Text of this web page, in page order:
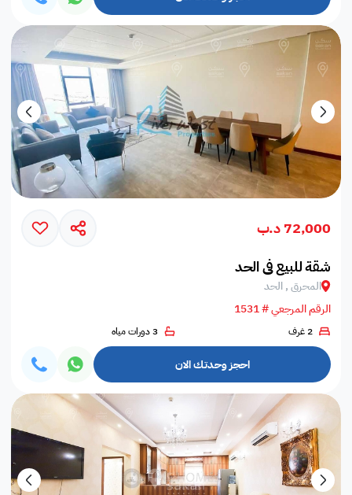
72,000 د.ب
شقة للبيع في الحد
المحرق , الحد
الرقم المرجعي # 1531
2 غرف 3 دورات مياه
احجز وحدتك الان